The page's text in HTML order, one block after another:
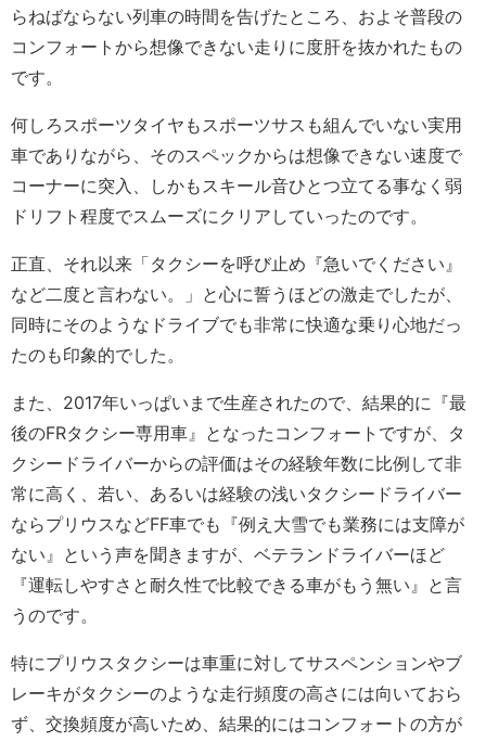
らねばならない列車の時間を告げたところ、およそ普段の
コンフォートから想像できない走りに度肝を抜かれたもの
です。
何しろスポーツタイヤもスポーツサスも組んでいない実用
車でありながら、そのスペックからは想像できない速度で
コーナーに突入、しかもスキール音ひとつ立てる事なく弱
ドリフト程度でスムーズにクリアしていったのです。
正直、それ以来「タクシーを呼び止め『急いでください』
など二度と言わない。」と心に誓うほどの激走でしたが、
同時にそのようなドライブでも非常に快適な乗り心地だっ
たのも印象的でした。
また、2017年いっぱいまで生産されたので、結果的に『最
後のFRタクシー専用車』となったコンフォートですが、タ
クシードライバーからの評価はその経験年数に比例して非
常に高く、若い、あるいは経験の浅いタクシードライバー
ならプリウスなどFF車でも『例え大雪でも業務には支障が
ない』という声を聞きますが、ベテランドライバーほど
『運転しやすさと耐久性で比較できる車がもう無い』と言
うのです。
特にプリウスタクシーは車重に対してサスペンションやブ
レーキがタクシーのような走行頻度の高さには向いておら
ず、交換頻度が高いため、結果的にはコンフォートの方が